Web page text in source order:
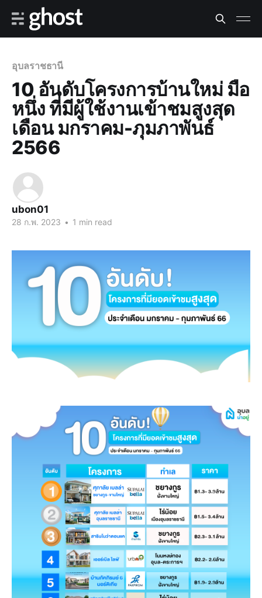
อุบลราชธานี
10 อันดับโครงการบ้านใหม่ มือ
หนึ่ง ที่มีผู้ใช้งานเข้าชมสูงสุด
เดือน มกราคม-ภุมภาพันธ์
2566
ubon01
28 ก.พ. 2023 • 1 min read